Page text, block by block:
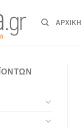
ΑΡΧΙΚΉ